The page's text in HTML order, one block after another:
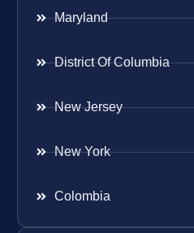
Maryland
District Of Columbia
New Jersey
New York
Colombia